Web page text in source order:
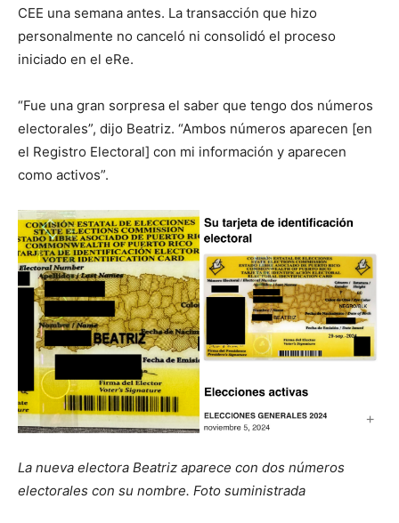
CEE una semana antes. La transacción que hizo
personalmente no canceló ni consolidó el proceso
iniciado en el eRe.
“Fue una gran sorpresa el saber que tengo dos números
electorales”, dijo Beatriz. “Ambos números aparecen [en
el Registro Electoral] con mi información y aparecen
como activos”.
La nueva electora Beatriz aparece con dos números
electorales con su nombre. Foto suministrada